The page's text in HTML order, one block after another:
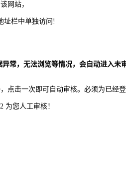
网站，
址栏中单独访问!
常，无法浏览等情况，会自动进入未
点击一次即可自动审核。必须为已经登
为您人工审核！